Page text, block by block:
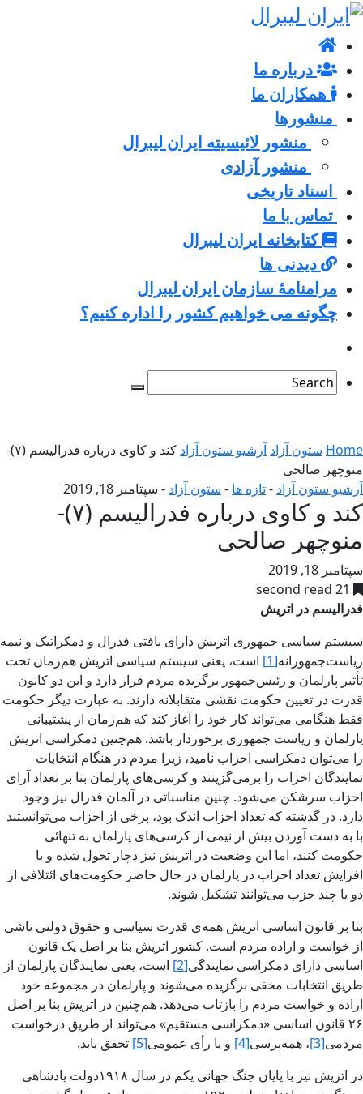
درباره ما
همکاران ما
منشورها
منشور لائیسیته ایران لیبرال
منشور آزادی
اسناد تاریخی
تماس با ما
کتابخانه ایران لیبرال
دیدنی ها
مرامنامۀ سازمان ایران لیبرال
چگونه می خواهیم کشور را اداره کنیم؟
Home ستون آزاد آرشیو ستون آزاد
کند و کاوی درباره فدرالیسم (۷)-
منوچهر صالحی
آرشیو ستون آزاد -تازه ها - ستون آزاد - سپتامبر 18, 2019
کند و کاوی درباره فدرالیسم (۷)-
منوچهر صالحی
سپتامبر 18, 2019
21 second read
فدرالیسم در اتریش
سیستم سیاسی جمهوری اتریش دارای بافتی فدرال و دمکراتیک و نیمه
ریاست‌جمهورانه[1]
است، یعنی سیستم سیاسی اتریش هم‌زمان تحت
تأثیر پارلمان و رئیس‌جمهور برگزیده مردم قرار دارد و این دو کانون
قدرت در تعیین حکومت نقشی متقابلانه دارند. به عبارت دیگر حکومت
فقط هنگامی می‌تواند کار خود را آغاز کند که هم‌زمان از پشتیبانی
پارلمان و ریاست جمهوری برخوردار باشد. هم‌چنین دمکراسی اتریش
را می‌توان دمکراسی احزاب نامید، زیرا مردم در هنگام انتخابات
نمایندگان احزاب را برمی‌گزینند و کرسی‌های پارلمان بنا بر تعداد آرای
احزاب سرشکن می‌شود. چنین مناسباتی در آلمان فدرال نیز وجود
دارد. در گذشته که تعداد احزاب اندک بود، برخی از احزاب می‌توانستند
با به دست آوردن بیش از نیمی از کرسی‌های پارلمان به تنهائی
حکومت کنند، اما این وضعیت در اتریش نیز دچار تحول شده و با
افزایش تعداد احزاب در پارلمان در حال حاضر حکومت‌های ائتلافی از
دو یا چند حزب می‌توانند تشکیل شوند.
بنا بر قانون اساسی اتریش همه‌ی قدرت سیاسی و حقوق دولتی ناشی
از خواست و اراده مردم است. کشور اتریش بنا بر اصل یک قانون
اساسی دارای دمکراسی نمایندگی[2]
است، یعنی نمایندگان پارلمان از
طریق انتخابات مخفی برگزیده می‌شوند و پارلمان در مجموعه خود
اراده و خواست مردم را بازتاب می‌دهد. هم‌چنین در اتریش بنا بر اصل
۲۶ قانون اساسی «دمکراسی مستقیم» می‌تواند از طریق درخواست
مردمی[3] ، همه‌پرسی[4] و یا رأی عمومی[5]
تحقق یابد.
در اتریش نیز با پایان جنگ جهانی یکم در سال ۱۹۱۸دولت پادشاهی